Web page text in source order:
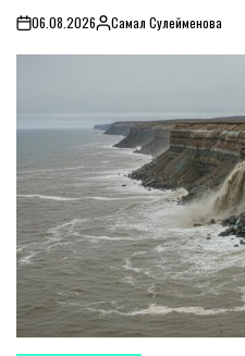
on06.08.2026PostedСамал Сулейменова